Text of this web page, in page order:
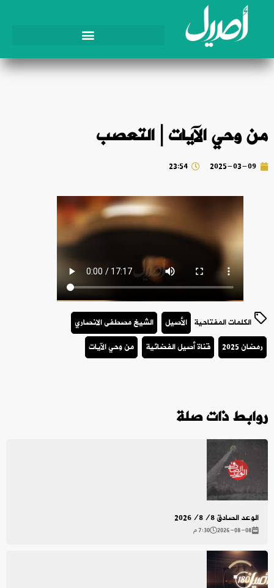
من وحي الآيات | التعصب
2025-03-09
23:54
الكلمات المفتاحية الأصيل
الشيخ مصطفى الانصاري
رمضان 2025
قناة أصيل الفضائية من وحي الآيات
روابط ذات صلة
الوعد الصادق 2026/8/8
2026-08-08 7:30 م